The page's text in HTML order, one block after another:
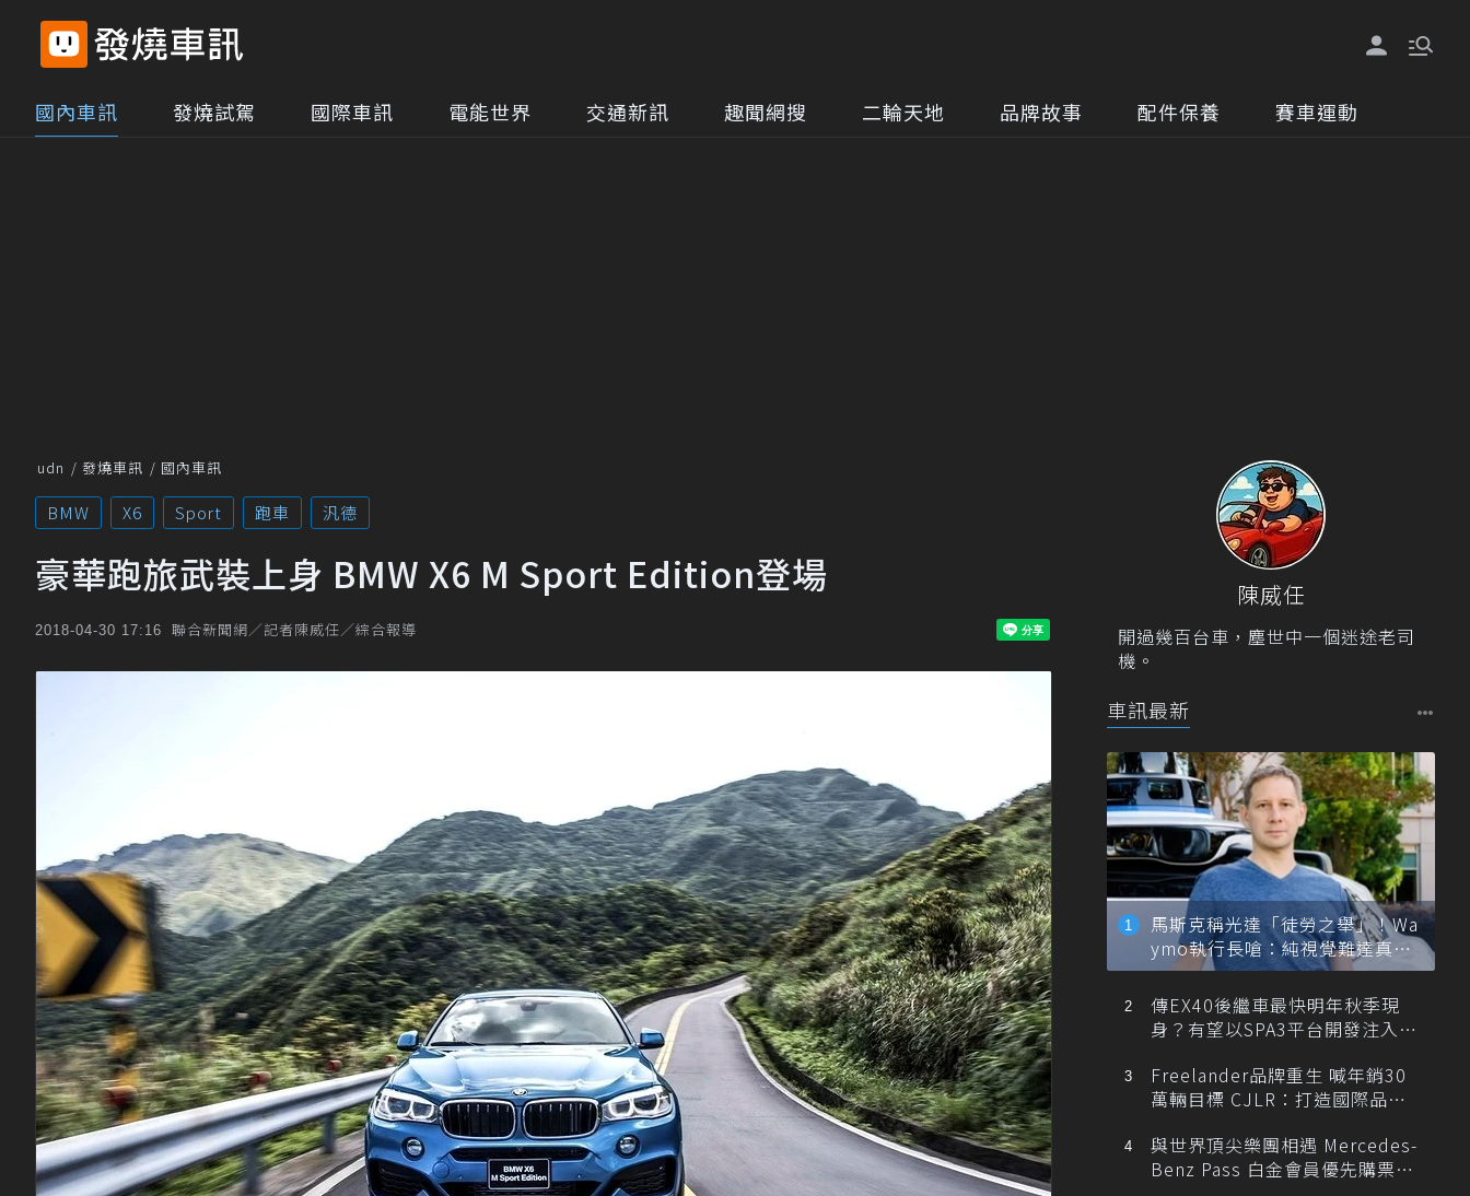
國內車訊 發燒試駕 國際車訊 電能世界 交通新訊 趣聞網搜 二輪天地 品牌故事 配件保養 賽車運動
udn 發燒車訊 國內車訊
BMW X6 Sport 跑車 汎德
豪華跑旅武裝上身 BMW X6 M Sport Edition登場
2018-04-30 17:16 聯合新聞網／記者陳威任／綜合報導
陳威任
開過幾百台車，塵世中一個迷途老司
機。
車訊最新
馬斯克稱光達「徒勞之舉」！Wa
ymo執行長嗆：純視覺難達真正
自動駕駛
傳EX40後繼車最快明年秋季現
身？有望以SPA3平台開發注入80
Freelander品牌重生 喊年銷30
萬輛目標 CJLR：打造國際品牌
與世界頂尖樂團相遇 Mercedes-
Benz Pass 白金會員優先購票維